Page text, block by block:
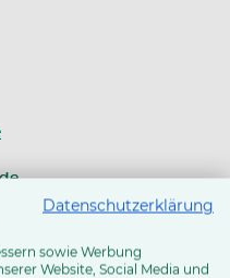
Datenschutzerklärung
sowie Werbung
Website, Social Media und